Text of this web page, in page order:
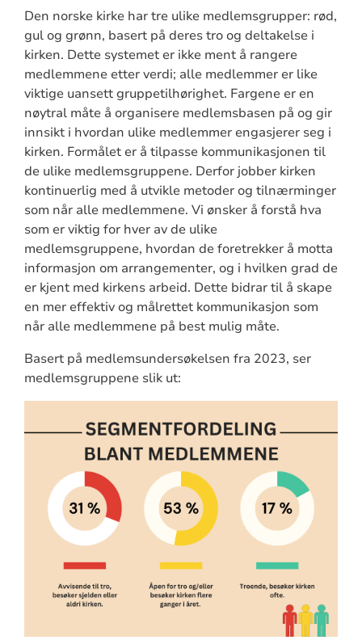
Den norske kirke har tre ulike medlemsgrupper: rød,
gul og grønn, basert på deres tro og deltakelse i
kirken. Dette systemet er ikke ment å rangere
medlemmene etter verdi; alle medlemmer er like
viktige uansett gruppetilhørighet. Fargene er en
nøytral måte å organisere medlemsbasen på og gir
innsikt i hvordan ulike medlemmer engasjerer seg i
kirken. Formålet er å tilpasse kommunikasjonen til
de ulike medlemsgruppene. Derfor jobber kirken
kontinuerlig med å utvikle metoder og tilnærminger
som når alle medlemmene. Vi ønsker å forstå hva
som er viktig for hver av de ulike
medlemsgruppene, hvordan de foretrekker å motta
informasjon om arrangementer, og i hvilken grad de
er kjent med kirkens arbeid. Dette bidrar til å skape
en mer effektiv og målrettet kommunikasjon som
når alle medlemmene på best mulig måte.
Basert på medlemsundersøkelsen fra 2023, ser
medlemsgruppene slik ut: